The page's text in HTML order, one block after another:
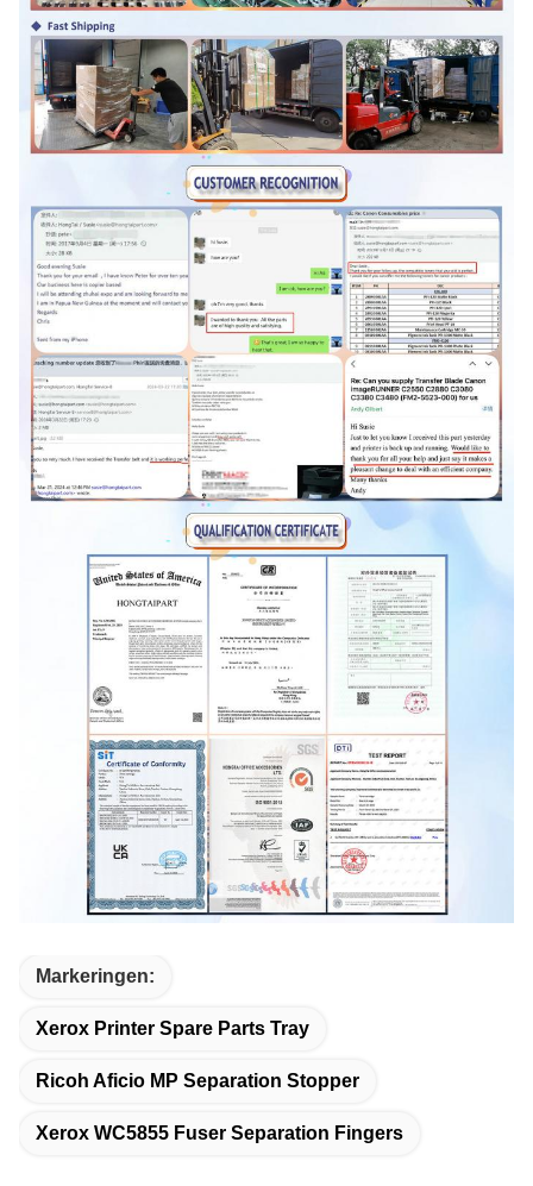
Markeringen:
Xerox Printer Spare Parts Tray
Ricoh Aficio MP Separation Stopper
Xerox WC5855 Fuser Separation Fingers